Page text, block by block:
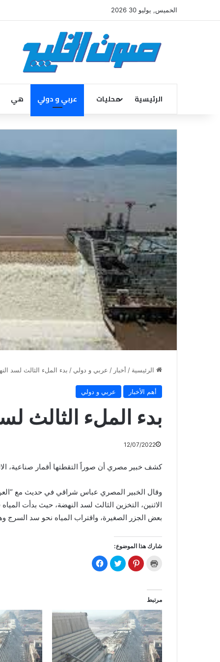
الخميس, يوليو 30 2026
الرئيسية محليات عربي و دولي هي
الرئيسية / أخبار / عربي و دولي / بدء الملء الثالث لسد
أهم الأخبار عربي و دولي
بدء الملء الثالث
12/07/2022
كشف خبير مصري أن صوراً التقطتها أقمار صناعية،
وقال الخبير المصري عباس شراقي في حديث مع
الاثنين، التخزين الثالث لسد النهضة، حيث بدأت
بعض الجزر الصغيرة، واقتراب المياه نحو سد السرج
شارك هذا الموضوع:
ل
ط
ب
ا
ع
ة
(
ف
ت
ح
ف
ي
ض
ا
ك
ة
ع
ل
ى
P
i
ض
ر
ك
ة
ع
ل
ى
ت
و
ن
ك
ة
ع
ل
ى
ف
ي
مرتبط